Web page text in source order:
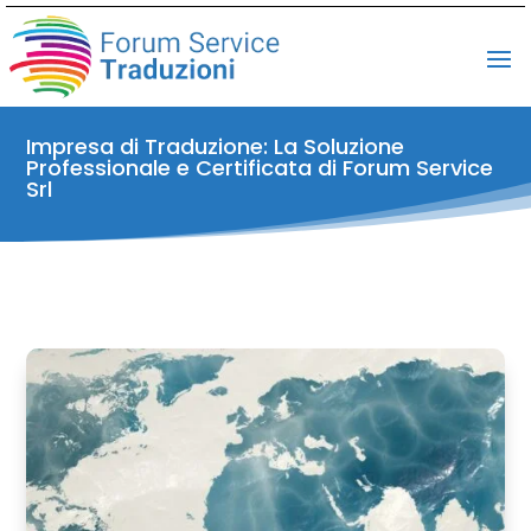
Impresa di Traduzione: La Soluzione
Professionale e Certificata di Forum Service
Srl